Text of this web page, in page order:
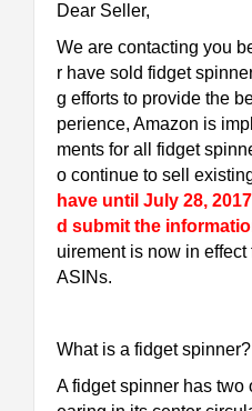
Dear Seller,
We are contacting you
r have sold fidget
g efforts to provide the
perience, Amazon is
ments for all fidget
o continue to sell
have until July 28,
d submit the
uirement is now in
ASINs.
What is a fidget spinner?
A fidget spinner has two